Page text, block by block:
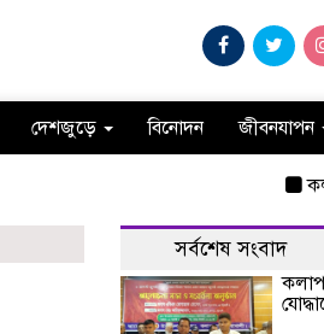
দেশজুড়ে বিনোদন জীবনযাপন
সর্বশেষ সংবাদ